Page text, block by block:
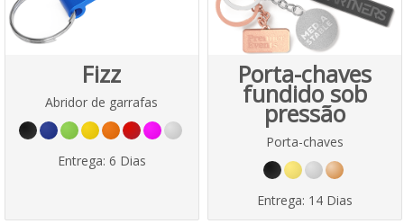
Fizz
Abridor de garrafas
Entrega: 6 Dias
Porta-chaves
fundido sob
pressão
Porta-chaves
Entrega: 14 Dias